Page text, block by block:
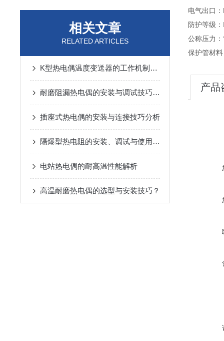
相关文章
RELATED ARTICLES
K型热电偶温度变送器的工作机制与性能特点
耐磨阻漏热电偶的安装与调试技巧说明
插座式热电偶的安装与连接技巧分析
隔爆型热电阻的安装、调试与使用注意事项
电站热电偶的耐高温性能解析
高温耐磨热电偶的选型与安装技巧？
电气出口
防护等级
公称压力
保护管材
产品